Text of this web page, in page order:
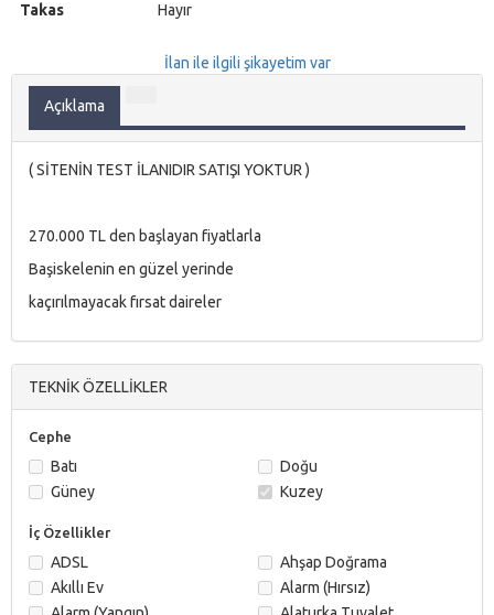
Takas Hayır
İlan ile ilgili şikayetim var
Açıklama
( SİTENİN TEST İLANIDIR SATIŞI YOKTUR )
270.000 TL den başlayan fiyatlarla
Başiskelenin en güzel yerinde
kaçırılmayacak fırsat daireler
TEKNİK ÖZELLİKLER
Cephe
Batı
Doğu
Güney
Kuzey
İç Özellikler
ADSL
Ahşap Doğrama
Akıllı Ev
Alarm (Hırsız)